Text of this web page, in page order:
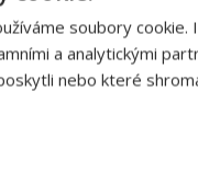
soubory cookie.
a analytickými
nebo které